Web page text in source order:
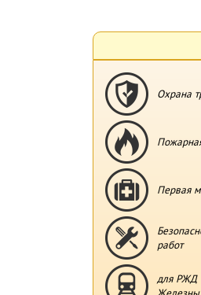
Охрана
Первая
работ
для РЖД